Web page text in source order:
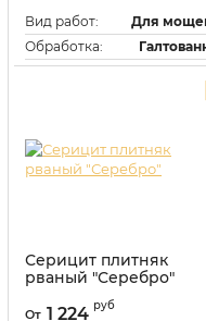
Вид работ:
Для
Обработка:
Цвет:
Серицит плитняк
рваный "Серебро"
118443
От 1 224 руб